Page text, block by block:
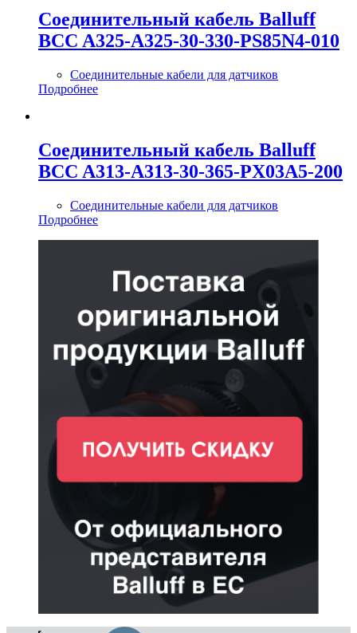
Соединительный кабель Balluff
BCC A325-A325-30-330-PS85N4-010
Соединительные кабели для датчиков
Подробнее
Соединительный кабель Balluff
BCC A313-A313-30-365-PX03A5-200
Соединительные кабели для датчиков
Подробнее